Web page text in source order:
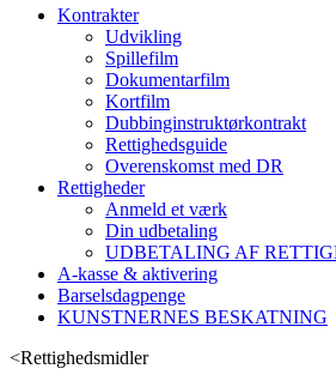
Kontrakter
Udvikling
Spillefilm
Dokumentarfilm
Kortfilm
Dubbinginstruktørkontrakt
Rettighedsguide
Overenskomst med DR
Rettigheder
Anmeld et værk
Din udbetaling
UDBETALING AF
A-kasse & aktivering
Barselsdagpenge
KUNSTNERNES BESKATNING
<Rettighedsmidler